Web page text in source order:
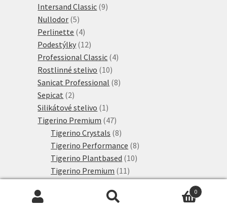
produkt
Intersand Classic 99
Nullodor 55
produktů
Perlinette 44
produkty
Podestýlky 1212
produktů
Professional Classic 44
Rostlinné stelivo 1010
produktů
Sanicat Professional 88
Sepicat 22
produkty
Silikátové stelivo 1 1
produkt
Tigerino Premium 4747
produktů
Tigerino Crystals 88
produktů
Tigerino Performance 88
produktů
Tigerino Plantbased 1010
Tigerino Premium 11 11
produktů
3
6
0